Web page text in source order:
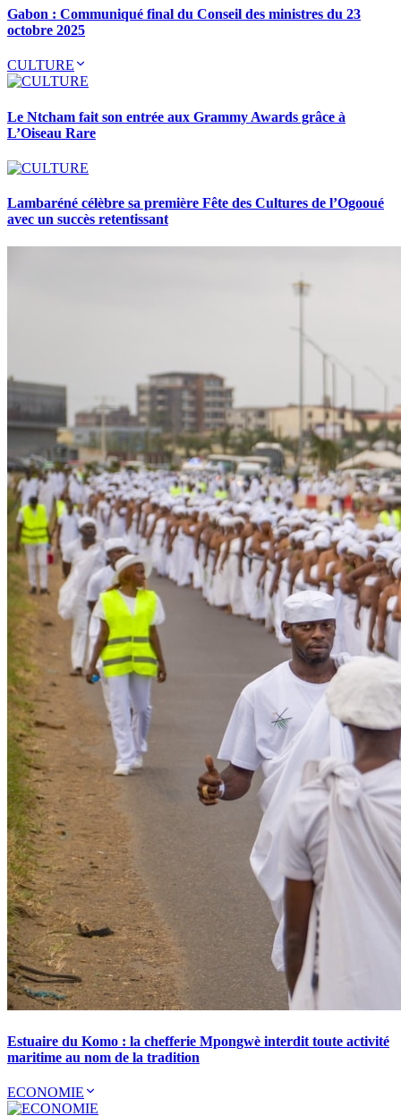
Gabon : Communiqué final du Conseil des ministres du 23
octobre 2025
CULTURE
Le Ntcham fait son entrée aux Grammy Awards grâce à
L’Oiseau Rare
Lambaréné célèbre sa première Fête des Cultures de l’Ogooué
avec un succès retentissant
Estuaire du Komo : la chefferie Mpongwè interdit toute activité
maritime au nom de la tradition
ECONOMIE